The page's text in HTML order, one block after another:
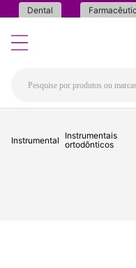
Dental
Instrumental
Instrumentais
ortodônticos